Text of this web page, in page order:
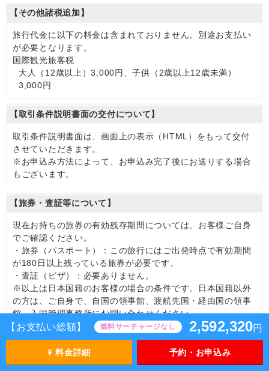
【お支払い総額】 燃料サーチャージなし 2,592,320円
¥ 料金詳細 予約・お申込み
【その他諸税追加】
旅行代金に以下の料金は含まれておりません。別途お支払い
が必要となります。
国際観光旅客税
大人（12歳以上）3,000円、子供（2歳以上12歳未満）
3,000円
【取引条件説明書面の交付について】
取引条件説明書面は、画面上の表示（HTML）をもって交付
させていただきます。
※お申込み方法によって、お申込み完了後にお送りする場合
もございます。
【旅券・査証等について】
現在お持ちの旅券の有効残存期間については、お客様ご自身
でご確認ください。
・旅券（パスポート）：この旅行にはご出発時点で有効期間
が180日以上残っている旅券が必要です。
・査証（ビザ）：必要ありません。
※以上は日本国籍のお客様の場合の条件です。日本国籍以外
の方は、ご自身で、自国の領事館、渡航先国・経由国の領事
館、入国管理事務所にお問い合わせください。
(1)旅行契約は当社（受託営業所を含む）にて当社所定の旅行